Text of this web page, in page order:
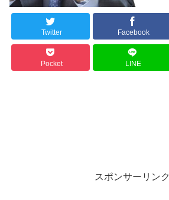
Twitter Facebook
Pocket LINE
スポンサーリンク